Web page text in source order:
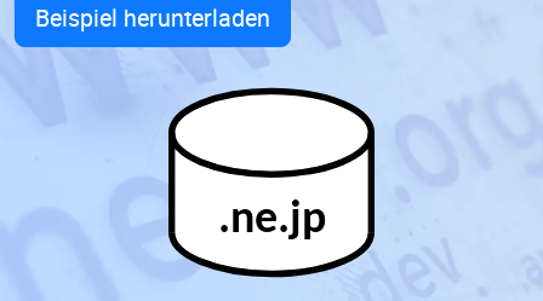
Beispiel herunterladen
.ne.jp